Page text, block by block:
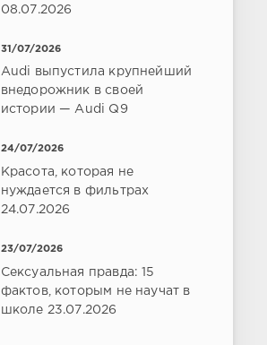
08.07.2026
31/07/2026
Audi выпустила крупнейший
внедорожник в своей
истории — Audi Q9
24/07/2026
Красота, которая не
нуждается в фильтрах
24.07.2026
23/07/2026
Сексуальная правда: 15
фактов, которым не научат в
школе 23.07.2026